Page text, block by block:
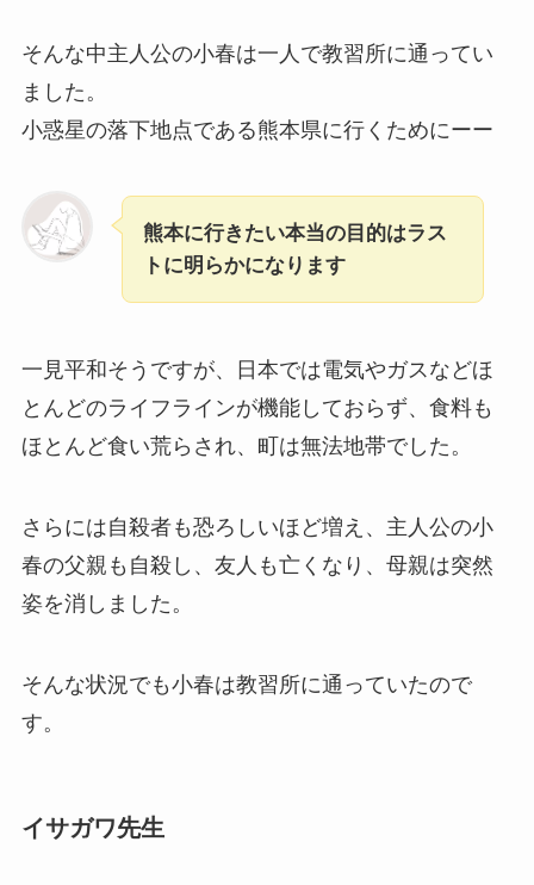
そんな中主人公の小春は一人で教習所に通ってい
ました。
小惑星の落下地点である熊本県に行くためにーー
熊本に行きたい本当の目的はラス
トに明らかになります
一見平和そうですが、日本では電気やガスなどほ
とんどのライフラインが機能しておらず、食料も
ほとんど食い荒らされ、町は無法地帯でした。
さらには自殺者も恐ろしいほど増え、主人公の小
春の父親も自殺し、友人も亡くなり、母親は突然
姿を消しました。
そんな状況でも小春は教習所に通っていたので
す。
イサガワ先生